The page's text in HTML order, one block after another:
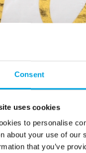
Consent
uses cookies
to personalise
about your use of our
that you’ve